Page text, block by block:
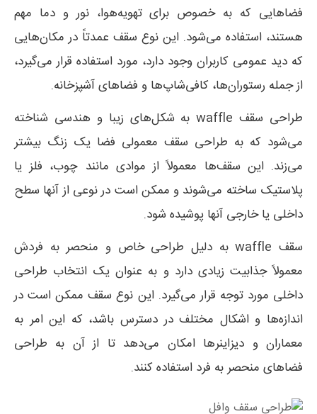
فضاهایی که به خصوص برای تهویه‌هوا، نور و دما مهم
هستند، استفاده می‌شود. این نوع سقف عمدتاً در مکان‌هایی
که دید عمومی کاربران وجود دارد، مورد استفاده قرار می‌گیرد،
از جمله رستوران‌ها، کافی‌شاپ‌ها و فضاهای آشپزخانه.
طراحی سقف waffle به شکل‌های زیبا و هندسی شناخته
می‌شود که به طراحی سقف معمولی فضا یک زنگ بیشتر
می‌زند. این سقف‌ها معمولاً از موادی مانند چوب، فلز یا
پلاستیک ساخته می‌شوند و ممکن است در نوعی از آنها سطح
داخلی یا خارجی آنها پوشیده شود.
سقف waffle به دلیل طراحی خاص و منحصر به فردش
معمولاً جذابیت زیادی دارد و به عنوان یک انتخاب طراحی
داخلی مورد توجه قرار می‌گیرد. این نوع سقف ممکن است در
اندازه‌ها و اشکال مختلف در دسترس باشد، که این امر به
معماران و دیزاینرها امکان می‌دهد تا از آن به طراحی
فضاهای منحصر به فرد استفاده کنند.